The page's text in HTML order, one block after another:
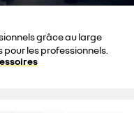
grâce au large
les professionnels.